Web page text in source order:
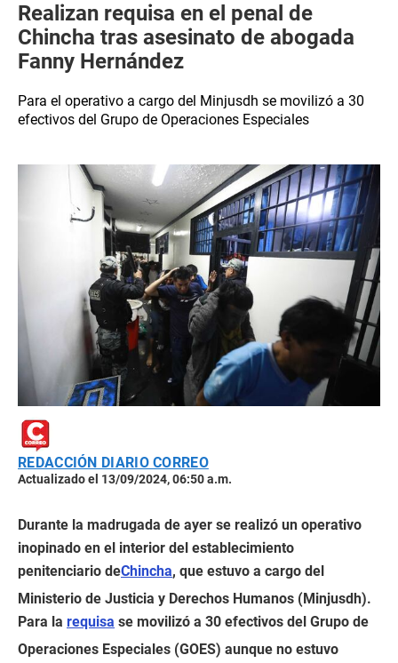
Realizan requisa en el penal de
Chincha tras asesinato de abogada
Fanny Hernández
Para el operativo a cargo del Minjusdh se movilizó a 30
efectivos del Grupo de Operaciones Especiales
REDACCIÓN DIARIO CORREO
Actualizado el 13/09/2024, 06:50 a.m.
Durante la madrugada de ayer se realizó un operativo
inopinado en el interior del establecimiento
penitenciario deChincha, que estuvo a cargo del
Ministerio de Justicia y Derechos Humanos (Minjusdh).
Para la requisa se movilizó a 30 efectivos del Grupo de
Operaciones Especiales (GOES) aunque no estuvo